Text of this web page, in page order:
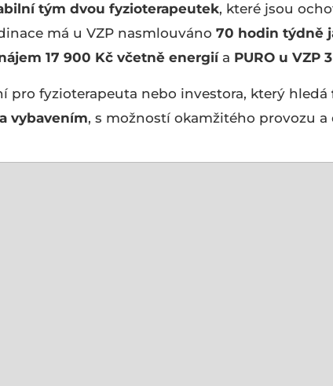
tým dvou fyzioterapeutek, které jsou
má u VZP nasmlouváno 70 hodin týdně
17 900 Kč včetně energiía PURO u VZP
pro fyzioterapeuta nebo investora, který hledá
vybavením, s možností okamžitého provozu a